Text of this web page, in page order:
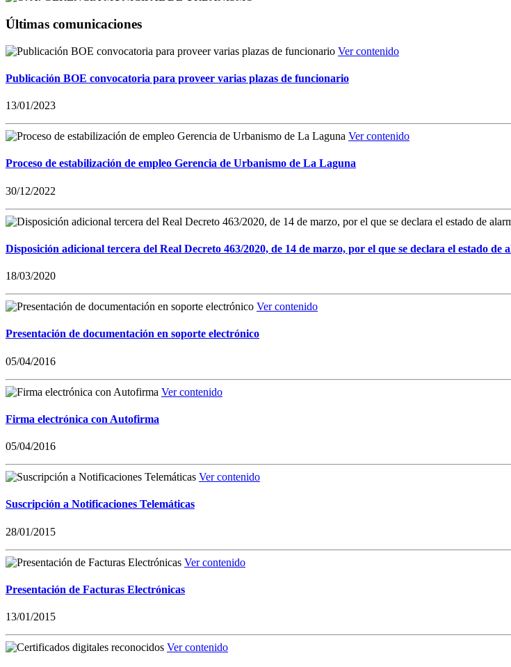
Últimas comunicaciones
Ver contenido
Publicación BOE convocatoria para proveer varias plazas de funcionario
13/01/2023
Ver contenido
Proceso de estabilización de empleo Gerencia de Urbanismo de La Laguna
30/12/2022
Disposición adicional tercera del Real Decreto 463/2020, de 14 de marzo, por el que se declara el estado de
18/03/2020
Ver contenido
Presentación de documentación en soporte electrónico
05/04/2016
Ver contenido
Firma electrónica con Autofirma
05/04/2016
Ver contenido
Suscripción a Notificaciones Telemáticas
28/01/2015
Ver contenido
Presentación de Facturas Electrónicas
13/01/2015
Ver contenido